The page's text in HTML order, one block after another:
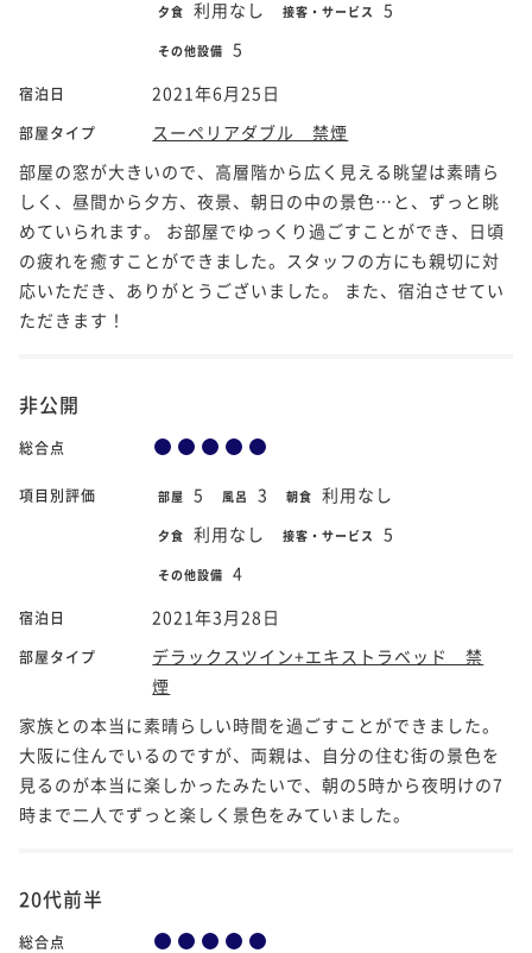
夕食 利用なし 接客・サービス 5
その他設備 5
宿泊日 2021年6月25日
部屋タイプ
スーペリアダブル 禁煙
部屋の窓が大きいので、高層階から広く見える眺望は素晴ら
しく、昼間から夕方、夜景、朝日の中の景色…と、ずっと眺
めていられます。 お部屋でゆっくり過ごすことができ、日頃
の疲れを癒すことができました。スタッフの方にも親切に対
応いただき、ありがとうございました。 また、宿泊させてい
ただきます！
非公開
総合点
項目別評価 部屋 5 風呂 3 朝食 利用なし
夕食 利用なし 接客・サービス 5
その他設備 4
宿泊日 2021年3月28日
部屋タイプ
デラックスツイン+エキストラベッド 禁
煙
家族との本当に素晴らしい時間を過ごすことができました。
大阪に住んでいるのですが、両親は、自分の住む街の景色を
見るのが本当に楽しかったみたいで、朝の5時から夜明けの7
時まで二人でずっと楽しく景色をみていました。
20代前半
総合点